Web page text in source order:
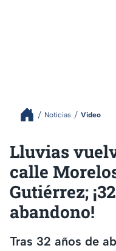
Noticias Video
Lluvias
calle
Gutiérrez;
abandono!
Tras 32 años de